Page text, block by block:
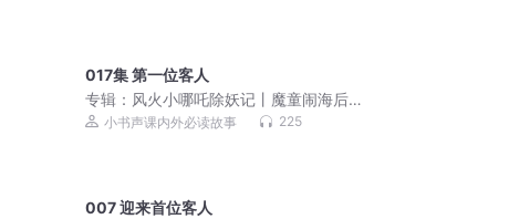
017集 第一位客人
专辑： 风火小哪吒除妖记丨魔童闹海后
续新篇章丨儿童神话故事
小书声课内外必读故事 225
007 迎来首位客人